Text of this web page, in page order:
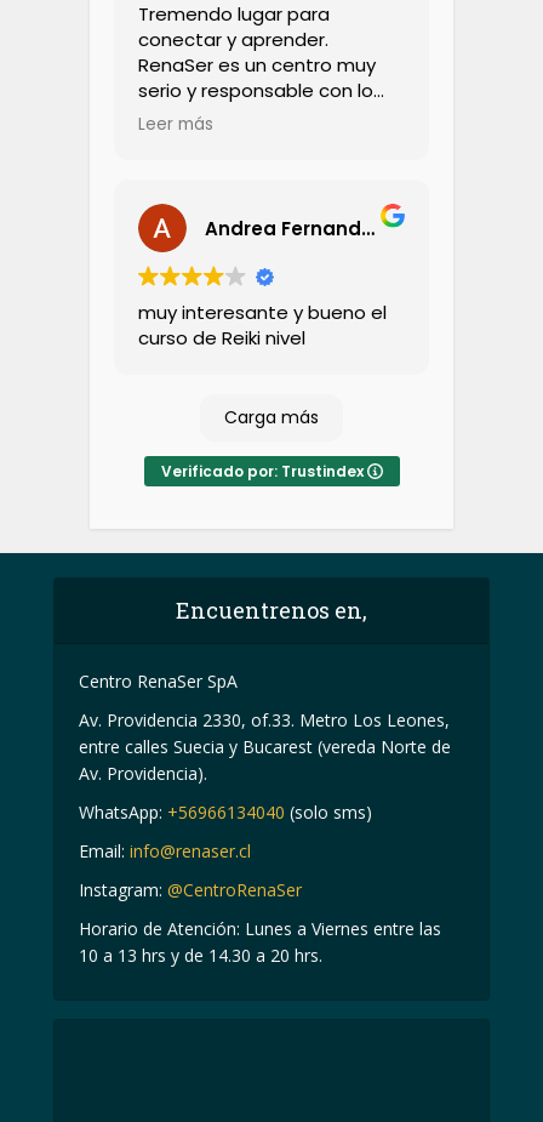
Tremendo lugar para
conectar y aprender.
RenaSer es un centro muy
serio y responsable con lo
que enseñan, entendiendo
necesidad. EFT, es una
técnica maravillosa, que
requiere compromiso y
mucha dedicación. Y eso es
justamente lo que entrega
Martín Calvacho, nuestro
en su enseñanza.
experiencia. Muy
Leer más
Andrea Fernandez
muy interesante y bueno el
curso de Reiki nivel
Carga más
Verificado por: Trustindex
Encuentrenos en,
Centro RenaSer SpA
Av. Providencia 2330, of.33. Metro Los Leones,
entre calles Suecia y Bucarest (vereda Norte de
Av. Providencia).
WhatsApp: +56966134040 (solo sms)
Email: info@renaser.cl
Instagram: @CentroRenaSer
Horario de Atención: Lunes a Viernes entre las
10 a 13 hrs y de 14.30 a 20 hrs.